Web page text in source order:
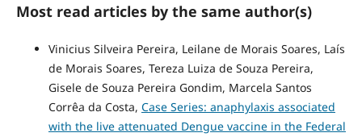
Most read articles by the same author(s)
Vinicius Silveira Pereira, Leilane de Morais Soares, Laís
de Morais Soares, Tereza Luiza de Souza Pereira,
Gisele de Souza Pereira Gondim, Marcela Santos
Corrêa da Costa, Case Series: anaphylaxis associated
with the live attenuated Dengue vaccine in the Federal